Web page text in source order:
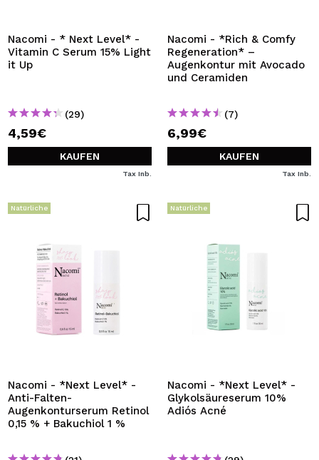
Durch die Erstellung eines Kontos bei Maquillalia.de
können Sie Ihre Einkäufe schnell tätigen, den Status Ihrer
Bestellungen überprüfen und Ihre bisherigen Vorgänge
BENUTZERKONTO ERSTELLEN
Nacomi - * Next Level* -
Vitamin C Serum 15% Light
it Up
(29)
4,59€
KAUFEN
Tax Inb.
Nacomi - *Rich & Comfy
Regeneration* –
Augenkontur mit Avocado
und Ceramiden
(7)
6,99€
KAUFEN
Tax Inb.
Natürliche
Nacomi - *Next Level* -
Anti-Falten-
Augenkonturserum Retinol
0,15 % + Bakuchiol 1 %
Natürliche
Nacomi - *Next Level* -
Glykolsäureserum 10%
Adiós Acné